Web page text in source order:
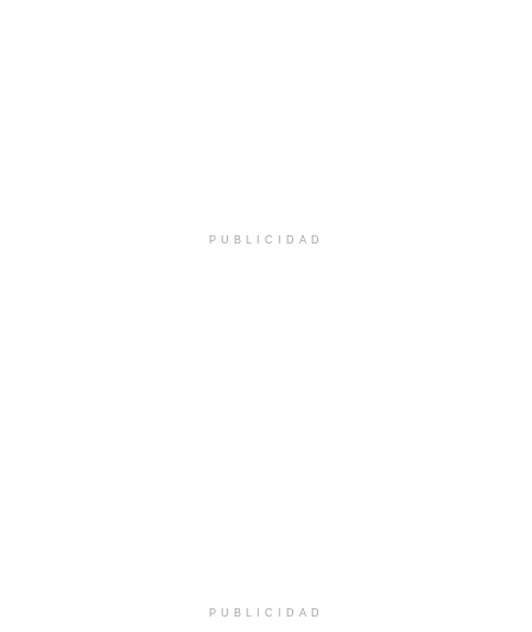
PUBLICIDAD
PUBLICIDAD